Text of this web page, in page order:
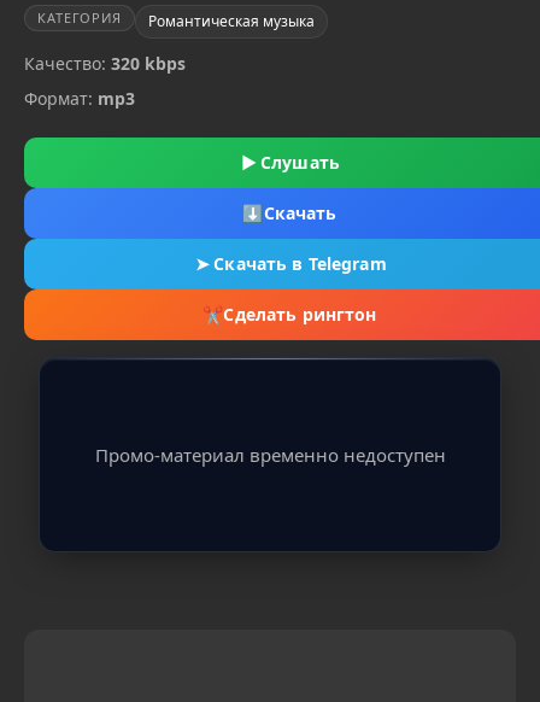
КАТЕГОРИЯ Романтическая музыка
Качество: 320 kbps
Формат: mp3
▶ Слушать
⬇Скачать
➤Скачать в Telegram
✂Сделать рингтон
Промо-материал временно недоступен